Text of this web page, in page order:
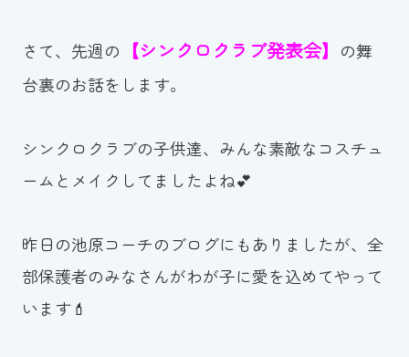
体験申し込みはこちら!
さて、先週の 【シンクロクラブ発表会】 の舞
台裏のお話をします。
シンクロクラブの子供達、みんな素敵なコスチュ
ームとメイクしてましたよね💕
昨日の池原コーチのブログにもありましたが、全
部保護者のみなさんがわが子に愛を込めてやって
います💄